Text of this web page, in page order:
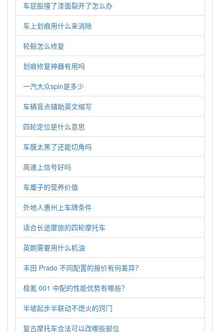
车屁股撞了漆面裂开了怎么办
车上划痕用什么来消除
轮毂怎么修复
划痕修复神器有用吗
一汽大众spin是多少
车辆盲点辅助英文缩写
四轮定位是什么意思
车膜太黑了还能切角吗
高速上信号好吗
车厘子的营养价值
外地人惠州上车牌条件
适合长途摩旅的四轮摩托车
英朗需要用什么机油
丰田 Prado 不同配置的报价有何差异？
极氪 001 中配的性能优势有哪些？
半坡起步半联动不熄火的窍门
复古摩托车合法可以改哪些部位